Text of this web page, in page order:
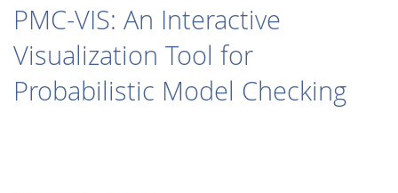
PMC-VIS: An Interactive
Visualization Tool for
Probabilistic Model Checking